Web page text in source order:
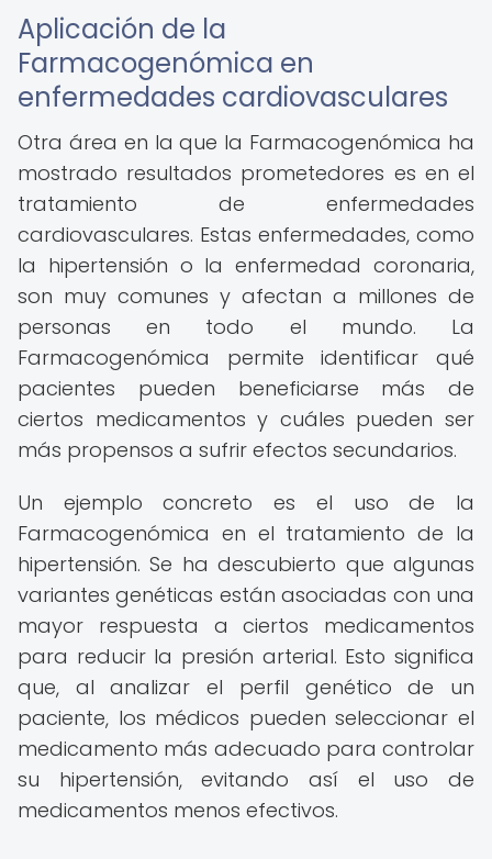
Aplicación de la
Farmacogenómica en
enfermedades cardiovasculares
Otra área en la que la Farmacogenómica ha
mostrado resultados prometedores es en el
tratamiento de enfermedades
cardiovasculares. Estas enfermedades, como
la hipertensión o la enfermedad coronaria,
son muy comunes y afectan a millones de
personas en todo el mundo. La
Farmacogenómica permite identificar qué
pacientes pueden beneficiarse más de
ciertos medicamentos y cuáles pueden ser
más propensos a sufrir efectos secundarios.
Un ejemplo concreto es el uso de la
Farmacogenómica en el tratamiento de la
hipertensión. Se ha descubierto que algunas
variantes genéticas están asociadas con una
mayor respuesta a ciertos medicamentos
para reducir la presión arterial. Esto significa
que, al analizar el perfil genético de un
paciente, los médicos pueden seleccionar el
medicamento más adecuado para controlar
su hipertensión, evitando así el uso de
medicamentos menos efectivos.